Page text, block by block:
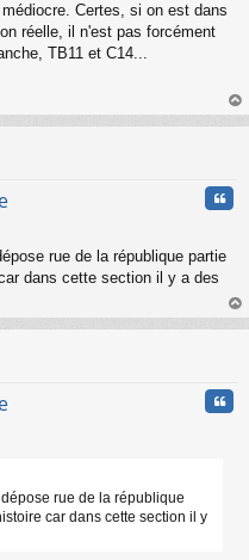
Certes, si on est dans
réelle, il n'est pas forcément
TB11 et C14...
au
rue de la république partie
dans cette section il y a des
au
rue de la république
car dans cette section il y